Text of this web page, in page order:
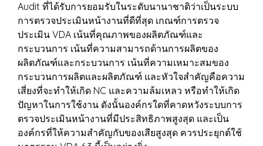
Audit ที่ได้รับการยอมรับในระดับนานาชาติว่าเป็นระบบ
การตรวจประเมินหน้างานที่ดีที่สุด เกณฑ์การตรวจ
ประเมิน VDA เน้นที่คุณภาพของผลิตภัณฑ์และ
กระบวนการ เน้นที่ความสามารถด้านการผลิตของ
ผลิตภัณฑ์และกระบวนการ เน้นที่ความเหมาะสมของ
กระบวนการผลิตและผลิตภัณฑ์ และหัวใจสำคัญคือความ
เสี่ยงที่จะทำให้เกิด NC และความล้มเหลว หรือทำให้เกิด
ปัญหาในการใช้งาน ดังนั้นองค์กรใดที่คาดหวังระบบการ
ตรวจประเมินหน้างานที่มีประสิทธิภาพสูงสุด และเป็น
องค์กรที่ให้ความสำคัญกับของเสียสูงสุด ควรประยุกต์ใช้